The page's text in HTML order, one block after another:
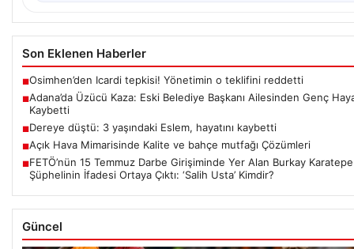
Son Eklenen Haberler
■Osimhen’den Icardi tepkisi! Yönetimin o teklifini reddetti
■Adana’da Üzücü Kaza: Eski Belediye Başkanı Ailesinden Genç
Kaybetti
■Dereye düştü: 3 yaşındaki Eslem, hayatını kaybetti
■Açık Hava Mimarisinde Kalite ve bahçe mutfağı Çözümleri
■FETÖ’nün 15 Temmuz Darbe Girişiminde Yer Alan Burkay
Şüphelinin İfadesi Ortaya Çıktı: ‘Salih Usta’ Kimdir?
Güncel